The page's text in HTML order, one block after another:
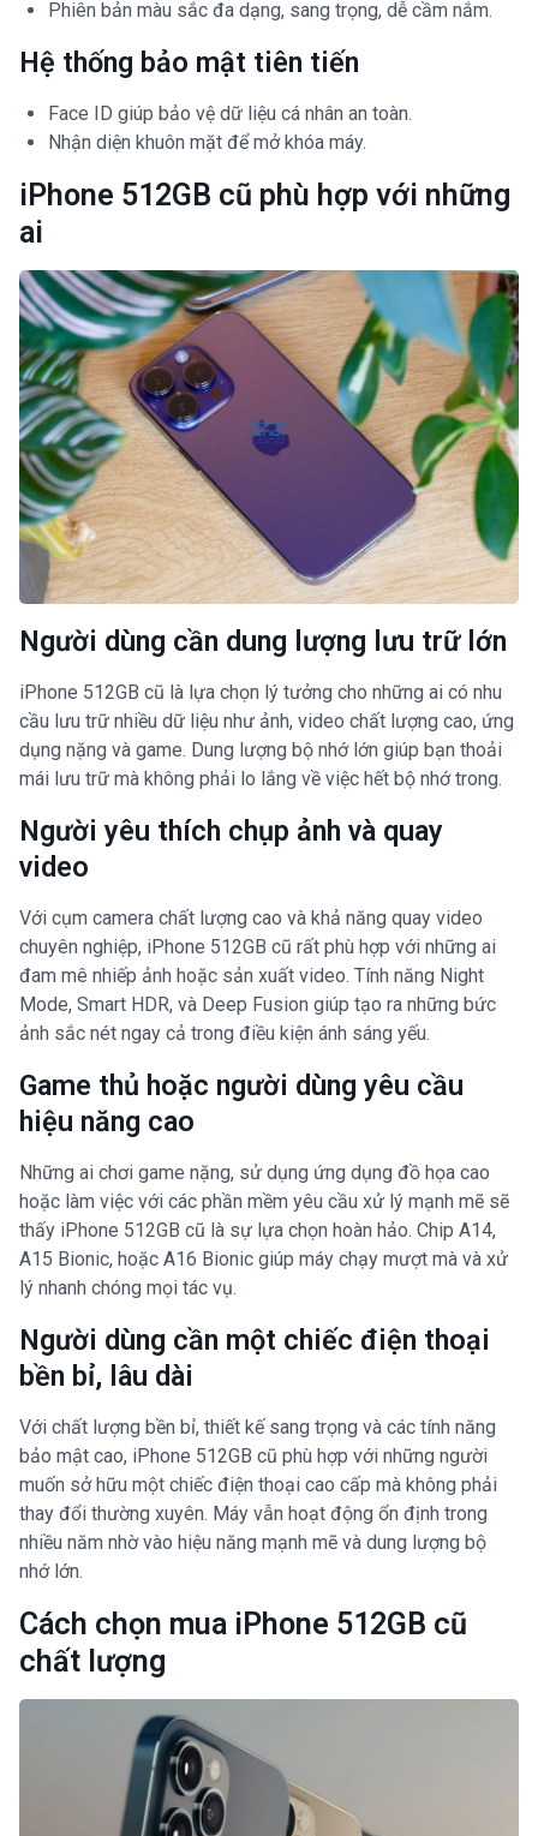
Phiên bản màu sắc đa dạng, sang trọng, dễ cầm nắm.
Hệ thống bảo mật tiên tiến
Face ID giúp bảo vệ dữ liệu cá nhân an toàn.
Nhận diện khuôn mặt để mở khóa máy.
iPhone 512GB cũ phù hợp với những
ai
Người dùng cần dung lượng lưu trữ lớn
iPhone 512GB cũ là lựa chọn lý tưởng cho những ai có nhu
cầu lưu trữ nhiều dữ liệu như ảnh, video chất lượng cao, ứng
dụng nặng và game. Dung lượng bộ nhớ lớn giúp bạn thoải
mái lưu trữ mà không phải lo lắng về việc hết bộ nhớ trong.
Người yêu thích chụp ảnh và quay
video
Với cụm camera chất lượng cao và khả năng quay video
chuyên nghiệp, iPhone 512GB cũ rất phù hợp với những ai
đam mê nhiếp ảnh hoặc sản xuất video. Tính năng Night
Mode, Smart HDR, và Deep Fusion giúp tạo ra những bức
ảnh sắc nét ngay cả trong điều kiện ánh sáng yếu.
Game thủ hoặc người dùng yêu cầu
hiệu năng cao
Những ai chơi game nặng, sử dụng ứng dụng đồ họa cao
hoặc làm việc với các phần mềm yêu cầu xử lý mạnh mẽ sẽ
thấy iPhone 512GB cũ là sự lựa chọn hoàn hảo. Chip A14,
A15 Bionic, hoặc A16 Bionic giúp máy chạy mượt mà và xử
lý nhanh chóng mọi tác vụ.
Người dùng cần một chiếc điện thoại
bền bỉ, lâu dài
Với chất lượng bền bỉ, thiết kế sang trọng và các tính năng
bảo mật cao, iPhone 512GB cũ phù hợp với những người
muốn sở hữu một chiếc điện thoại cao cấp mà không phải
thay đổi thường xuyên. Máy vẫn hoạt động ổn định trong
nhiều năm nhờ vào hiệu năng mạnh mẽ và dung lượng bộ
nhớ lớn.
Cách chọn mua iPhone 512GB cũ
chất lượng